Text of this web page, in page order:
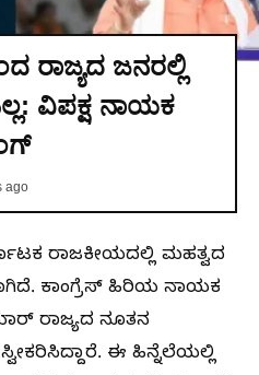
ರಾಜ್ಯದ ಜನರಲ್ಲಿ
ವಿಪಕ್ಷ ನಾಯಕ
ago
ರಾಜಕೀಯದಲ್ಲಿ ಮಹತ್ವದ
ಕಾಂಗ್ರೆಸ್ ಹಿರಿಯ ನಾಯಕ
ರಾಜ್ಯದ ನೂತನ
ಈ ಹಿನ್ನೆಲೆಯಲ್ಲಿ